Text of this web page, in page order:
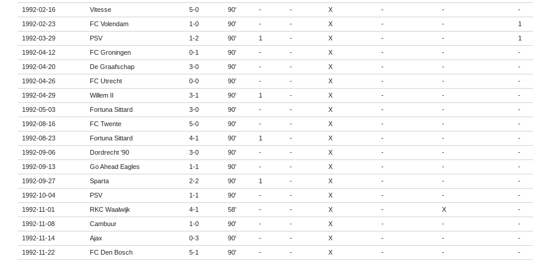
1992-02-16
Vitesse 5-0 90' - - X - -
-
1992-02-23
FC Volendam 1-0 90' - - X - -
1
1992-03-29
PSV 1-2 90' 1 - X - -
1
1992-04-12
FC Groningen 0-1 90' - - X - -
-
1992-04-20
De Graafschap 3-0 90' - - X - -
-
1992-04-26
FC Utrecht 0-0 90' - - X - -
-
1992-04-29
Willem II 3-1 90' 1 - X - -
-
1992-05-03
Fortuna Sittard 3-0 90' - - X - -
-
1992-08-16
FC Twente 5-0 90' - - X - -
-
1992-08-23
Fortuna Sittard 4-1 90' 1 - X - -
-
1992-09-06
Dordrecht '90 3-0 90' - - X - -
-
1992-09-13
Go Ahead Eagles 1-1 90' - - X - -
-
1992-09-27
Sparta 2-2 90' 1 - X - -
-
1992-10-04
PSV 1-1 90' - - X - -
-
1992-11-01
RKC Waalwijk 4-1 58' - - X - X
-
1992-11-08
Cambuur 1-0 90' - - X - -
-
1992-11-14
Ajax 0-3 90' - - X - -
-
1992-11-22
FC Den Bosch 5-1 90' - - X - -
-